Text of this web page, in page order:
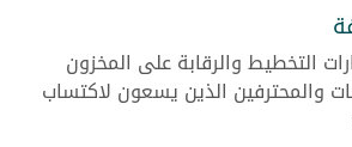
التخطيط والرقابة على المخزون
والمحترفين الذين يسعون لاكتساب